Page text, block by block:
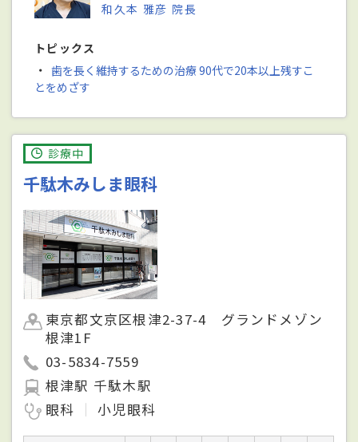
和久本 雅彦 院長
トピックス
・ 歯を長く維持するための治療 90代で20本以上残すこ
とをめざす
診療中
千駄木みしま眼科
東京都文京区根津2-37-4 グランドメゾン
根津1F
03-5834-7559
根津駅 千駄木駅
眼科
小児眼科